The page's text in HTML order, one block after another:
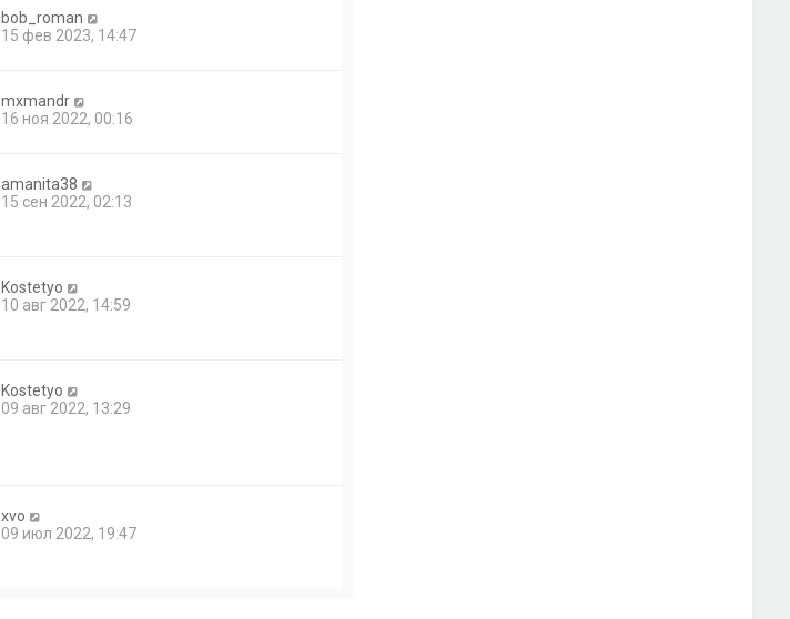
bob_roman
15 фев 2023, 14:47
mxmandr
16 ноя 2022, 00:16
amanita38
15 сен 2022, 02:13
Kostetyo
10 авг 2022, 14:59
Kostetyo
09 авг 2022, 13:29
xvo
09 июл 2022, 19:47